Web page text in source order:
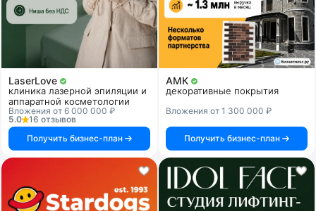
LaserLove
клиника лазерной эпиляции и
аппаратной косметологии
Вложения от 6 000 000 ₽
5.0
16 отзывов
Получить бизнес-план
АМК
декоративные покрытия
Вложения от 1 300 000 ₽
Получить бизнес-план